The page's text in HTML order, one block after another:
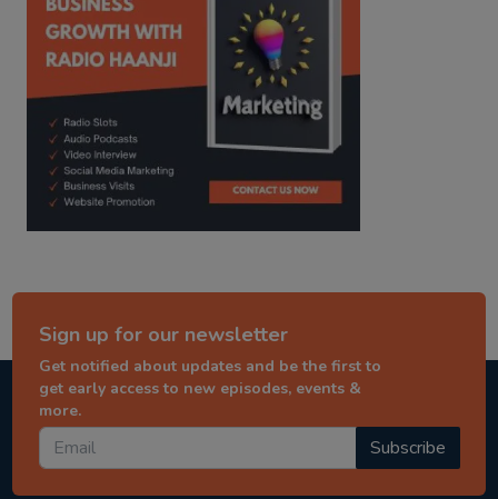
Sign up for our newsletter
Get notified about updates and be the first to
get early access to new episodes, events &
more.
Subscribe